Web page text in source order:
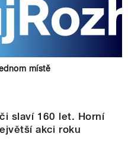
místě
slaví 160 let. Horní
akci roku